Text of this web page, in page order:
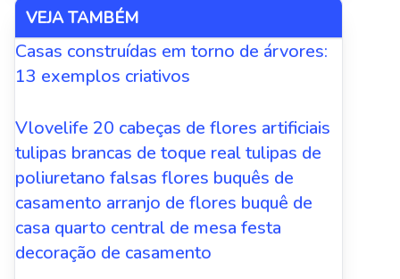
VEJA TAMBÉM
Casas construídas em torno de árvores:
13 exemplos criativos
Vlovelife 20 cabeças de flores artificiais
tulipas brancas de toque real tulipas de
poliuretano falsas flores buquês de
casamento arranjo de flores buquê de
casa quarto central de mesa festa
decoração de casamento